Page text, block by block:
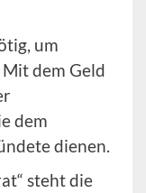
um
Mit dem Geld
dem
dienen.
steht die